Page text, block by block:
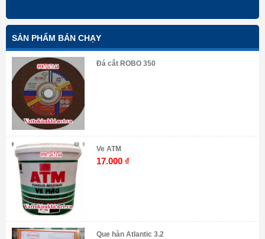
SẢN PHẨM BÁN CHẠY
Đá cắt ROBO 350
Ve ATM
17.000 ₫
Que hàn Atlantic 3.2